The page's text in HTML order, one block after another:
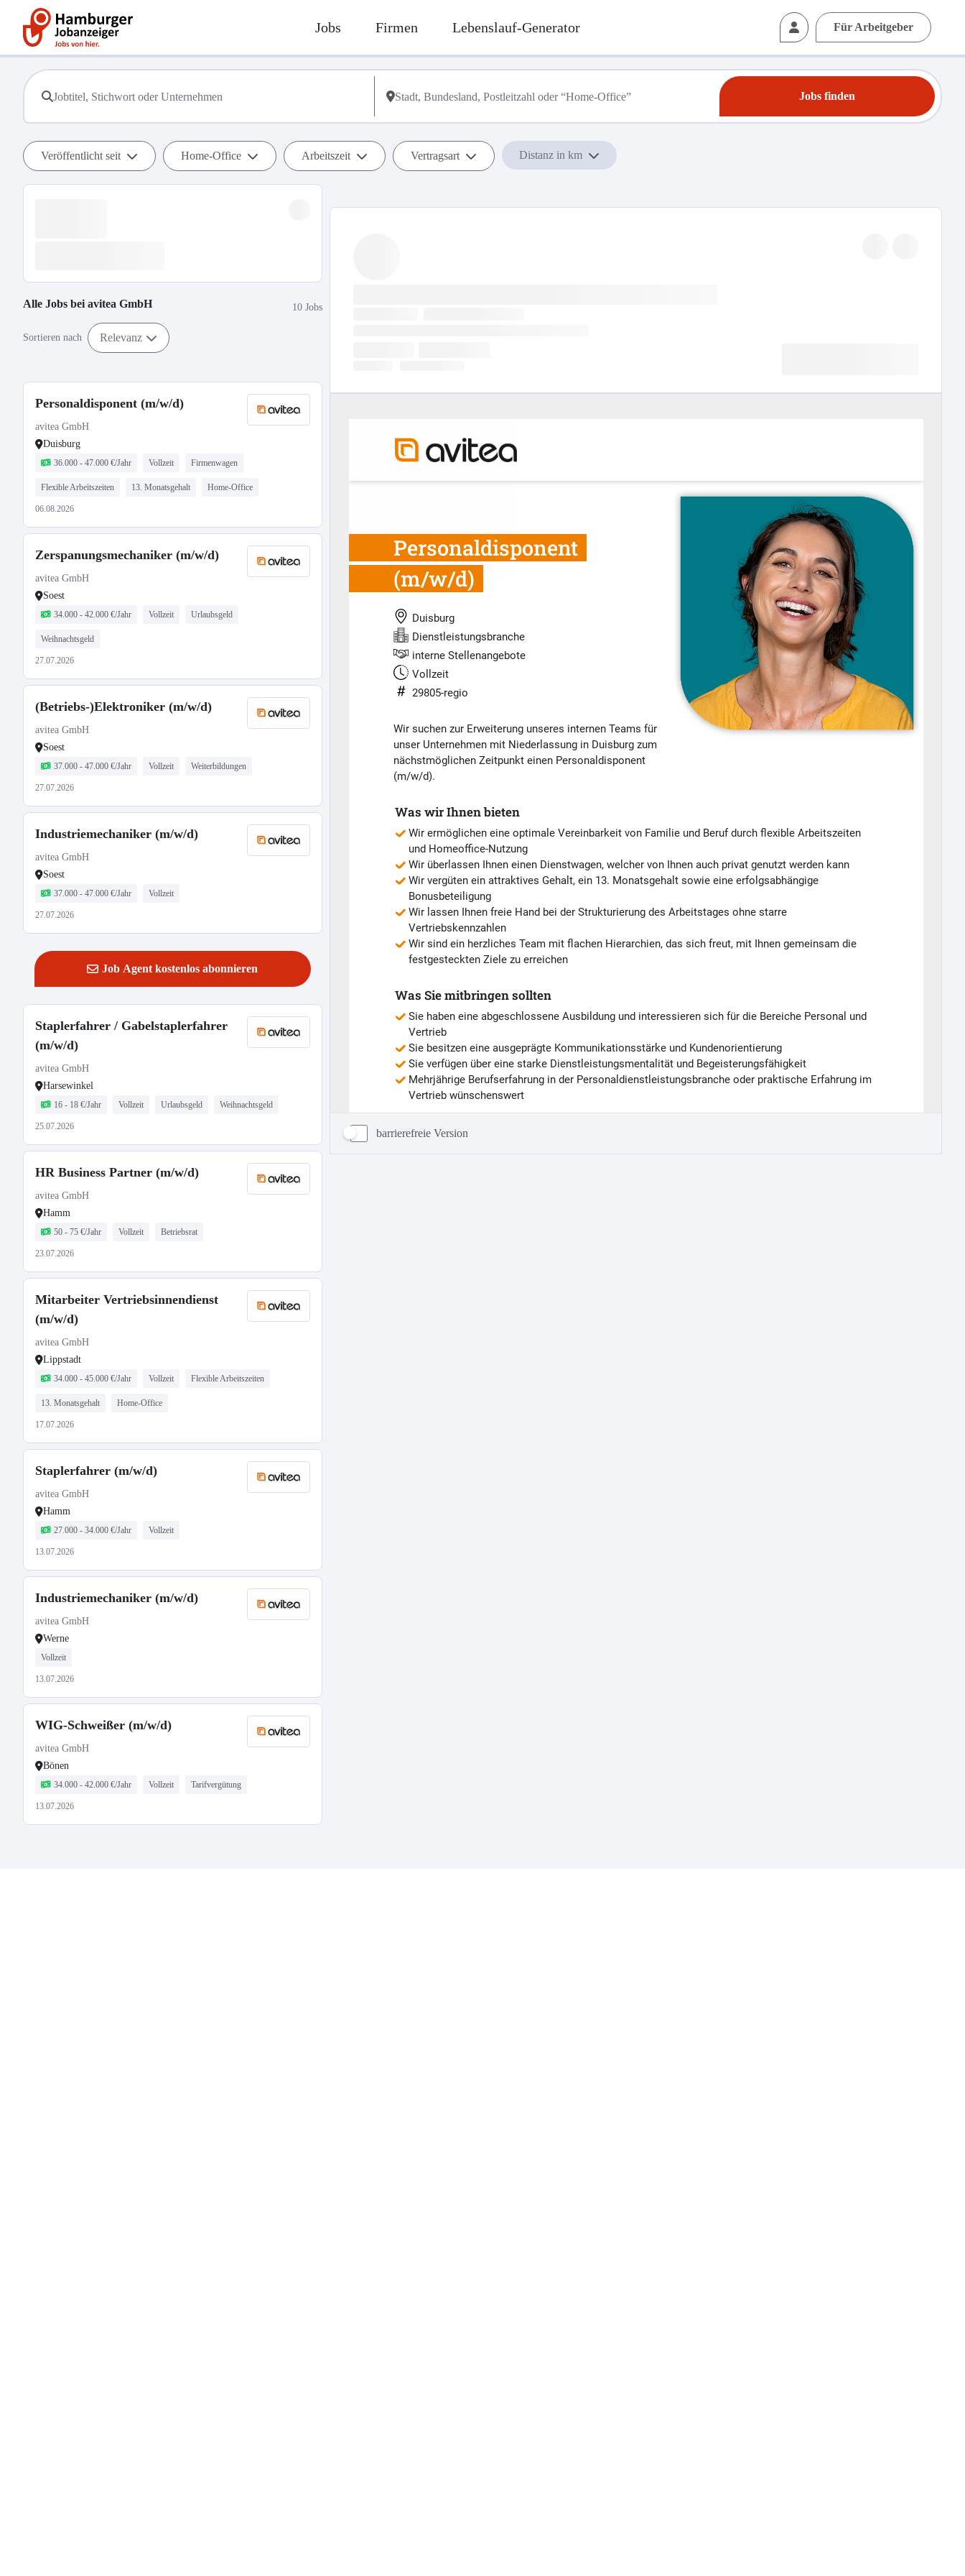
Jobs Firmen Lebenslauf-Generator Für Arbeitgeber
Jobs finden
Veröffentlicht seit Home-Office Arbeitszeit Vertragsart Distanz in km
Alle Jobs bei avitea GmbH 10 Jobs
Sortieren nach Relevanz
Personaldisponent (m/w/d)
avitea GmbH
Duisburg
36.000 - 47.000 €/Jahr Vollzeit Firmenwagen
Flexible Arbeitszeiten 13. Monatsgehalt Home-Office
06.08.2026
Zerspanungsmechaniker (m/w/d)
avitea GmbH
Soest
34.000 - 42.000 €/Jahr Vollzeit Urlaubsgeld
Weihnachtsgeld
27.07.2026
(Betriebs-)Elektroniker (m/w/d)
avitea GmbH
Soest
37.000 - 47.000 €/Jahr Vollzeit Weiterbildungen
27.07.2026
Industriemechaniker (m/w/d)
avitea GmbH
Soest
37.000 - 47.000 €/Jahr Vollzeit
27.07.2026
Job Agent kostenlos abonnieren
Staplerfahrer / Gabelstaplerfahrer
(m/w/d)
avitea GmbH
Harsewinkel
16 - 18 €/Jahr Vollzeit Urlaubsgeld Weihnachtsgeld
25.07.2026
HR Business Partner (m/w/d)
avitea GmbH
Hamm
50 - 75 €/Jahr Vollzeit Betriebsrat
23.07.2026
Mitarbeiter Vertriebsinnendienst
(m/w/d)
avitea GmbH
Lippstadt
34.000 - 45.000 €/Jahr Vollzeit Flexible Arbeitszeiten
13. Monatsgehalt Home-Office
17.07.2026
Staplerfahrer (m/w/d)
avitea GmbH
Hamm
27.000 - 34.000 €/Jahr Vollzeit
13.07.2026
Industriemechaniker (m/w/d)
avitea GmbH
Werne
Vollzeit
13.07.2026
WIG-Schweißer (m/w/d)
avitea GmbH
Bönen
34.000 - 42.000 €/Jahr Vollzeit Tarifvergütung
13.07.2026
barrierefreie Version